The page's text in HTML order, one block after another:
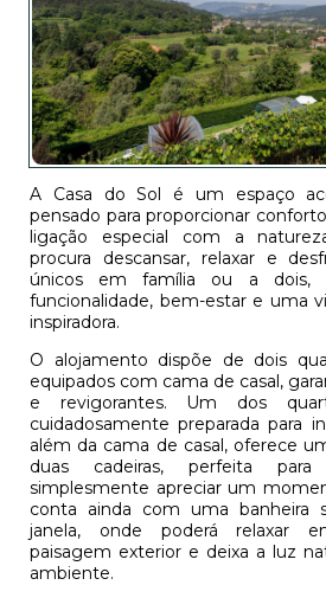
A Casa do Sol é um espaço
pensado para proporcionar
ligação especial com a
procura descansar, relaxar e
únicos em família ou a dois,
funcionalidade, bem-estar e uma
inspiradora.
O alojamento dispõe de dois
equipados com cama de casal,
e revigorantes. Um dos
cuidadosamente preparada para
além da cama de casal, oferece
duas cadeiras, perfeita
simplesmente apreciar um
conta ainda com uma banheira
janela, onde poderá relaxar
paisagem exterior e deixa a luz
ambiente.